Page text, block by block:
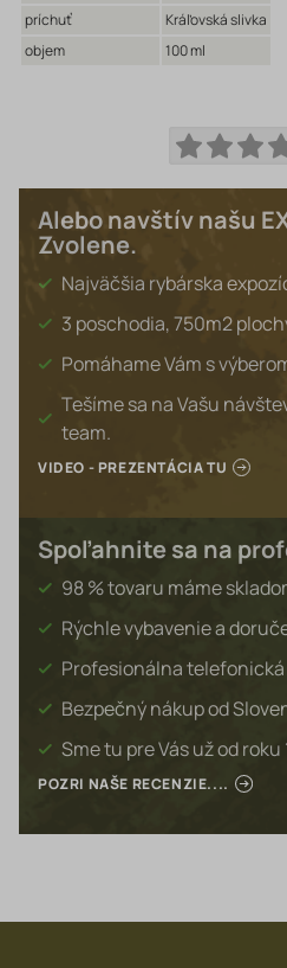
príchuť
Kráľovská slivka
objem
100 ml
Alebo navštív našu
Zvolene.
Najväčšia rybárska
3 poschodia, 750m2
Pomáhame Vám s
Tešíme sa na Vašu
team.
VIDEO - PREZENTÁCIA TU
Spoľahnite sa na
98 % tovaru máme
Rýchle vybavenie a
Profesionálna telefonická
Bezpečný nákup od
Sme tu pre Vás už od roku
POZRI NAŠE RECENZIE....